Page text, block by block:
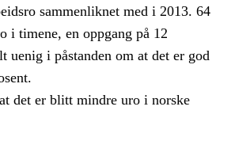
sammenliknet med i 2013. 64
i timene, en oppgang på 12
uenig i påstanden om at det er god
det er blitt mindre uro i norske